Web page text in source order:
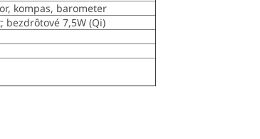
kompas, barometer
bezdrôtové 7,5W (Qi)